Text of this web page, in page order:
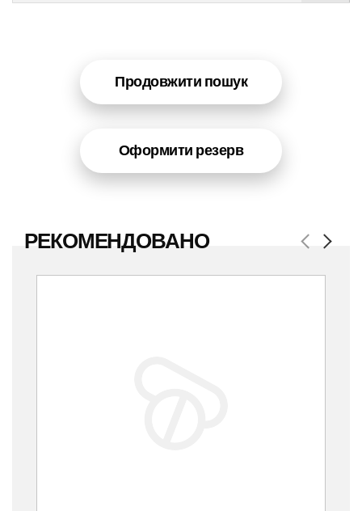
Продовжити пошук
Оформити резерв
РЕКОМЕНДОВАНО Previous
Next